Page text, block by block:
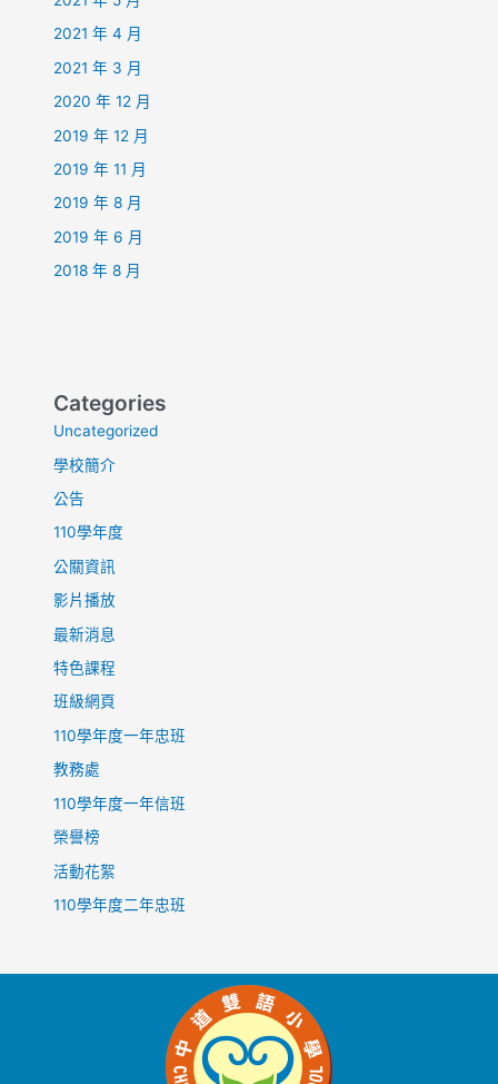
2021 年 4 月
2021 年 3 月
2020 年 12 月
2019 年 12 月
2019 年 11 月
2019 年 8 月
2019 年 6 月
2018 年 8 月
Categories
Uncategorized
學校簡介
公告
110學年度
公關資訊
影片播放
最新消息
特色課程
班級網頁
110學年度一年忠班
教務處
110學年度一年信班
榮譽榜
活動花絮
110學年度二年忠班